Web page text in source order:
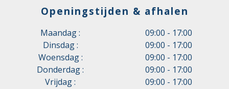
Openingstijden & afhalen
Maandag :
09:00 - 17:00
Dinsdag :
09:00 - 17:00
Woensdag :
09:00 - 17:00
Donderdag :
09:00 - 17:00
Vrijdag :
09:00 - 17:00